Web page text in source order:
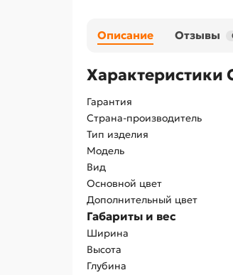
Описание Отзывы
Характеристики
Гарантия
Страна-производитель
Тип изделия
Модель
Вид
Основной цвет
Дополнительный цвет
Габариты и вес
Ширина
Высота
Глубина